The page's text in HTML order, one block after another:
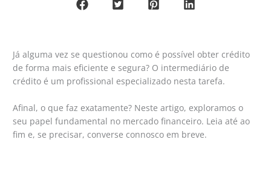
Já alguma vez se questionou como é possível obter crédito
de forma mais eficiente e segura? O intermediário de
crédito é um profissional especializado nesta tarefa.
Afinal, o que faz exatamente? Neste artigo, exploramos o
seu papel fundamental no mercado financeiro. Leia até ao
fim e, se precisar, converse connosco em breve.